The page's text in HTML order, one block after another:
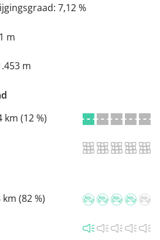
7,12 %
1 m
m
km (12 %)
km (82 %)